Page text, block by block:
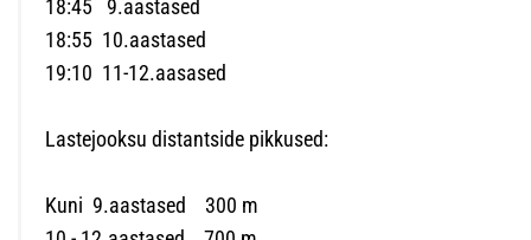
18:45 9.aastased
18:55 10.aastased
19:10 11-12.aasased
Lastejooksu distantside pikkused:
Kuni 9.aastased 300 m